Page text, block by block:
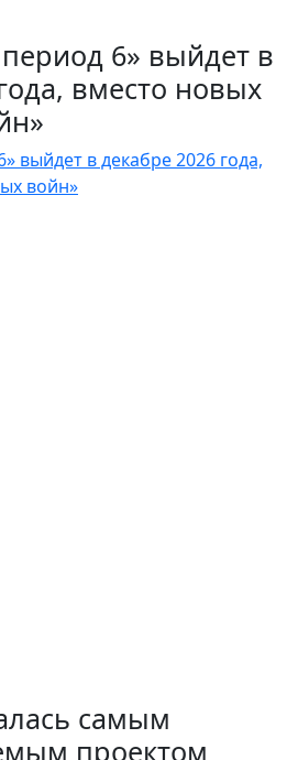
6» выйдет в
вместо новых
выйдет в декабре 2026 года,
войн»
самым
проектом